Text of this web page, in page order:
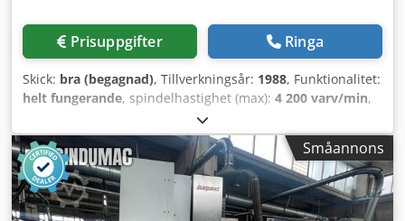
Prisuppgifter Ringa
Skick: bra (begagnad), Tillverkningsår: 1988, Funktionalitet:
helt fungerande, spindelhastighet (max): 4 200 varv/min,
60 varv/min
bordlängd:1 066 mm, inspänning:400 V, Bridgeport 2 hk
fräsmaskin Dedpfx Aszl Tm Esl Tskr Spindelhastighet 60–
4200 varv/min Arbetsbord: 107 cm x 23 cm Digital
avläsning för 2 axlar Kylvätskepump och -system
Arbetsbelysning Spindelkonus R8
Småannons